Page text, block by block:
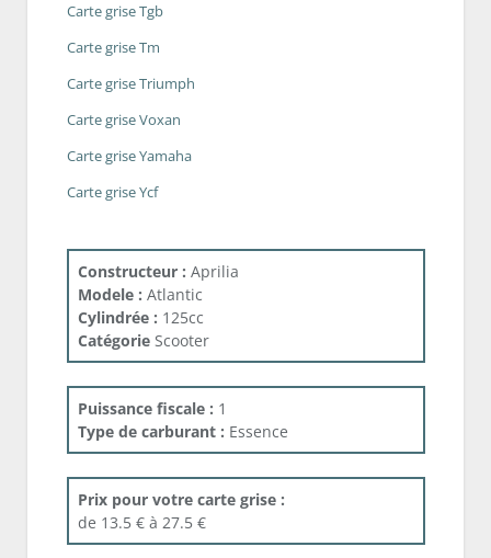
Carte grise Tgb
Carte grise Tm
Carte grise Triumph
Carte grise Voxan
Carte grise Yamaha
Carte grise Ycf
Constructeur : Aprilia
Modele : Atlantic
Cylindrée : 125cc
Catégorie Scooter
Puissance fiscale : 1
Type de carburant : Essence
Prix pour votre carte grise :
de 13.5 € à 27.5 €